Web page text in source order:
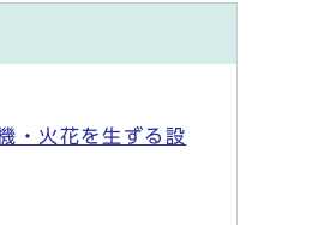
・火花を生ずる設